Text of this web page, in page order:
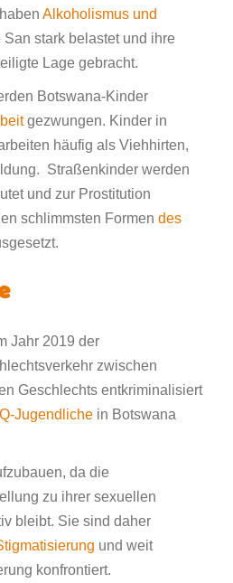
Alkoholismus und
San stark belastet und ihre
Lage gebracht.
Botswana-Kinder
gezwungen. Kinder in
häufig als Viehhirten,
Straßenkinder werden
und zur Prostitution
schlimmsten Formen des
Jahr 2019 der
zwischen
Geschlechts entkriminalisiert
Jugendliche in Botswana
da die
zu ihrer sexuellen
bleibt. Sie sind daher
und weit
konfrontiert.